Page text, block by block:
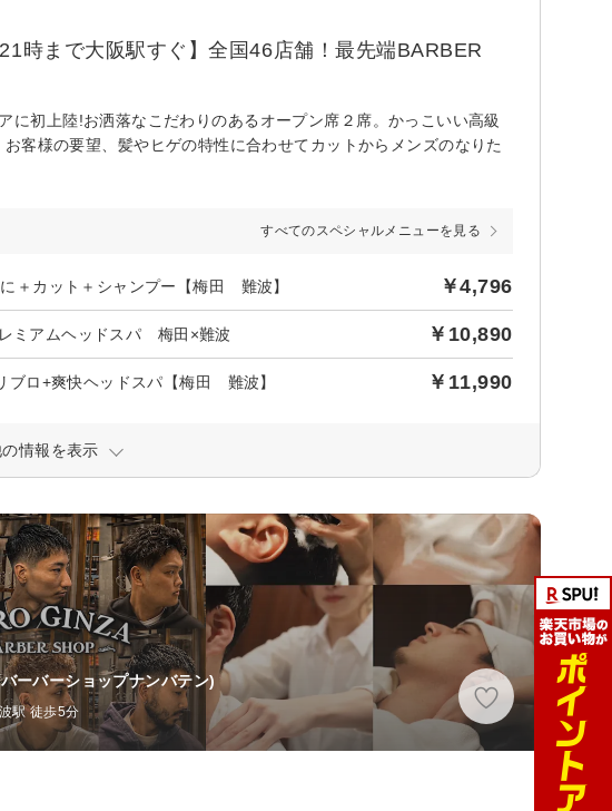
時まで大阪駅すぐ】全国46店舗！最先端BARBER
初上陸!お洒落なこだわりのあるオープン席２席。かっこいい高級
客様の要望、髪やヒゲの特性に合わせてカットからメンズのなりた
すべてのスペシャルメニューを見る
＋カット＋シャンプー【梅田 難波】 ￥4,796
ミアムヘッドスパ 梅田×難波 ￥10,890
ブロ+爽快ヘッドスパ【梅田 難波】 ￥11,990
情報を表示
ーバーショップナンバテン)
駅 徒歩5分